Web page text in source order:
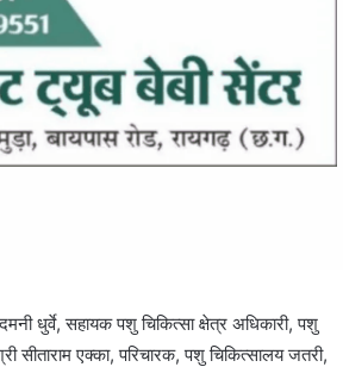
धुर्वे, सहायक पशु चिकित्सा क्षेत्र अधिकारी, पशु
एक्का, परिचारक, पशु चिकित्सालय जतरी,